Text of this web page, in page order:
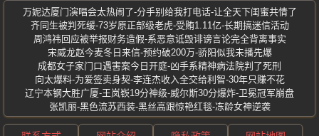
万妮达厦门演唱会太热闹了-分手别给我打电话-让全天下闺蜜共情了
齐同生被判死缓-73岁原正部级老虎-受贿1.11亿-长期搞迷信活动
周鸿祎回应被举报财务造假-系恶意诋毁诽谤言论完全背离事实
宋威龙赵今麦冬日来信-预约破200万-骄阳似我未播先爆
成都女子家门口遇害案今日开庭-凶手系精神病法院判了死刑
向太爆料-为爱签卖身契-李连杰收入全交给利智-30年只赚不花
辽宁本钢大胜广厦-王岚嵚19分神级-威尔斯30分爆炸-卫冕冠军崩盘
张凯丽-黑色流苏西装-黑丝高跟惊艳红毯-冻龄女神逆袭